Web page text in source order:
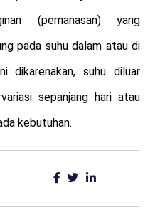
(pemanasan) yang
pada suhu dalam atau di
dikarenakan, suhu diluar
sepanjang hari atau
kebutuhan.